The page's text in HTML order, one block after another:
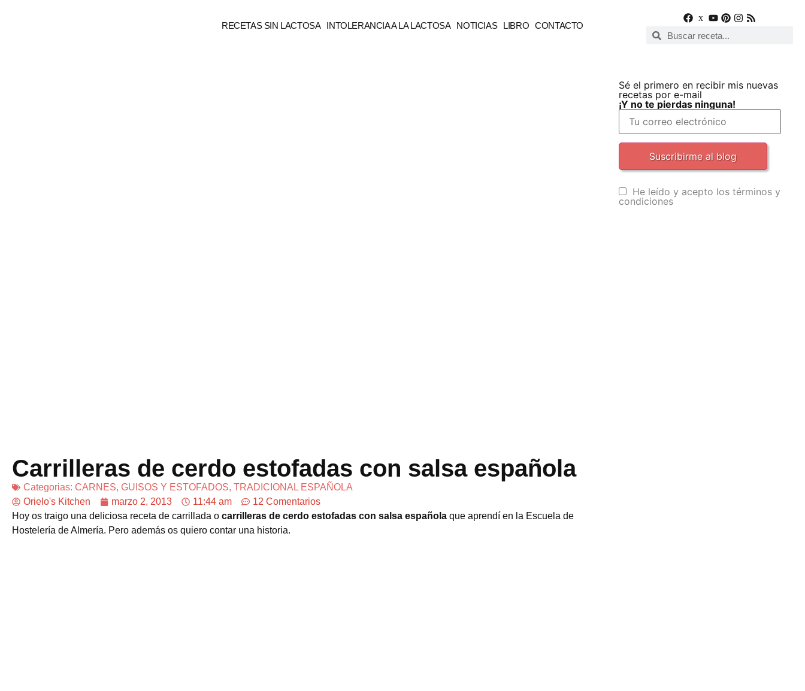
RECETAS SIN LACTOSA INTOLERANCIA A LA LACTOSA NOTICIAS LIBRO CONTACTO
Carrilleras de cerdo estofadas con salsa española
Categorias: CARNES, GUISOS Y ESTOFADOS, TRADICIONAL ESPAÑOLA
Orielo's Kitchen
marzo 2, 2013 11:44 am
12 Comentarios
Hoy os traigo una deliciosa receta de carrillada o carrilleras de cerdo estofadas con salsa española que aprendí en la Escuela de
Hostelería de Almería. Pero además os quiero contar una historia.
Sé el primero en recibir mis nuevas
recetas por e-mail
¡Y no te pierdas ninguna!
He leído y acepto los términos y
condiciones